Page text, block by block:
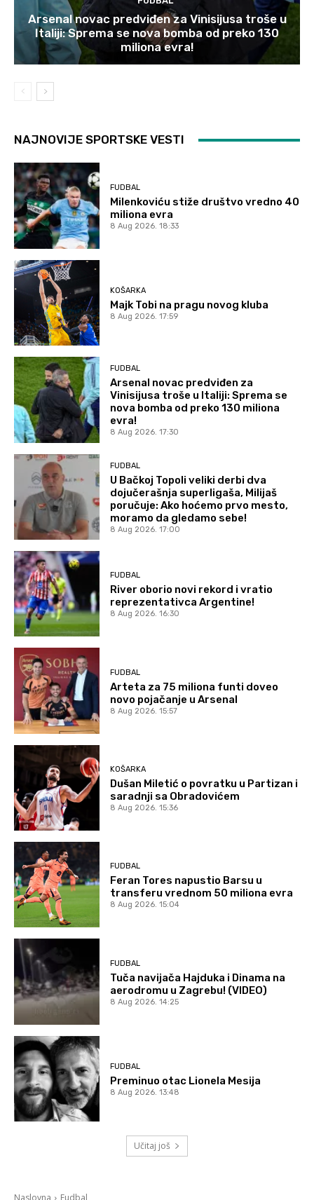
Arsenal novac predviđen za Vinisijusa troše u
Italiji: Sprema se nova bomba od preko 130
miliona evra!
NAJNOVIJE SPORTSKE VESTI
FUDBAL
Milenkoviću stiže društvo vredno 40
miliona evra
8 Aug 2026. 18:33
KOŠARKA
Majk Tobi na pragu novog kluba
8 Aug 2026. 17:59
FUDBAL
Arsenal novac predviđen za
Vinisijusa troše u Italiji: Sprema se
nova bomba od preko 130 miliona
evra!
8 Aug 2026. 17:30
FUDBAL
U Bačkoj Topoli veliki derbi dva
dojučerašnja superligaša, Milijaš
poručuje: Ako hoćemo prvo mesto,
moramo da gledamo sebe!
8 Aug 2026. 17:00
FUDBAL
River oborio novi rekord i vratio
reprezentativca Argentine!
8 Aug 2026. 16:30
FUDBAL
Arteta za 75 miliona funti doveo
novo pojačanje u Arsenal
8 Aug 2026. 15:57
KOŠARKA
Dušan Miletić o povratku u Partizan i
saradnji sa Obradovićem
8 Aug 2026. 15:36
FUDBAL
Feran Tores napustio Barsu u
transferu vrednom 50 miliona evra
8 Aug 2026. 15:04
FUDBAL
Tuča navijača Hajduka i Dinama na
aerodromu u Zagrebu! (VIDEO)
8 Aug 2026. 14:25
FUDBAL
Preminuo otac Lionela Mesija
8 Aug 2026. 13:48
Učitaj još